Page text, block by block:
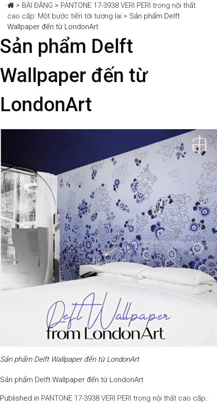
> BÀI ĐĂNG > PANTONE 17-3938 VERI PERI trong nội thất
cao cấp: Một bước tiến tới tương lai > Sản phẩm Delft
Wallpaper đến từ LondonArt
Sản phẩm Delft
Wallpaper đến từ
LondonArt
Sản phẩm Delft Wallpaper đến từ LondonArt
Sản phẩm Delft Wallpaper đến từ LondonArt
Published in PANTONE 17-3938 VERI PERI trong nội thất cao cấp: